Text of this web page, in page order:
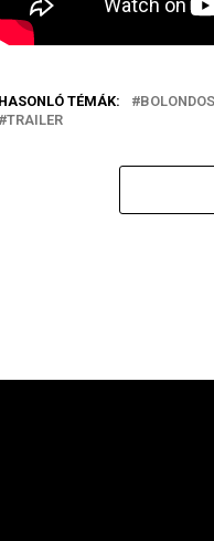
HASONLÓ TÉMÁK:
TRAILER